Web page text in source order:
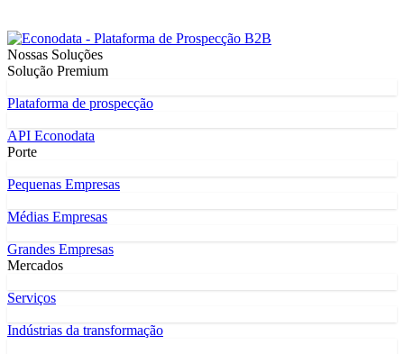
Nossas Soluções
Solução Premium
Plataforma de prospecção
API Econodata
Porte
Pequenas Empresas
Médias Empresas
Grandes Empresas
Mercados
Serviços
Indústrias da transformação